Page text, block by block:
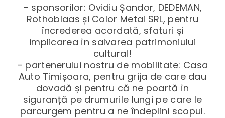
– sponsorilor: Ovidiu Șandor, DEDEMAN,
Rothoblaas și Color Metal SRL, pentru
încrederea acordată, sfaturi și
implicarea în salvarea patrimoniului
cultural!
– partenerului nostru de mobilitate: Casa
Auto Timișoara, pentru grija de care dau
dovadă și pentru că ne poartă în
siguranță pe drumurile lungi pe care le
parcurgem pentru a ne îndeplini scopul.